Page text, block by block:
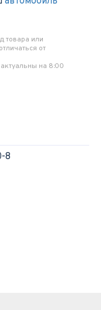
товара или
от
на 8:00
8